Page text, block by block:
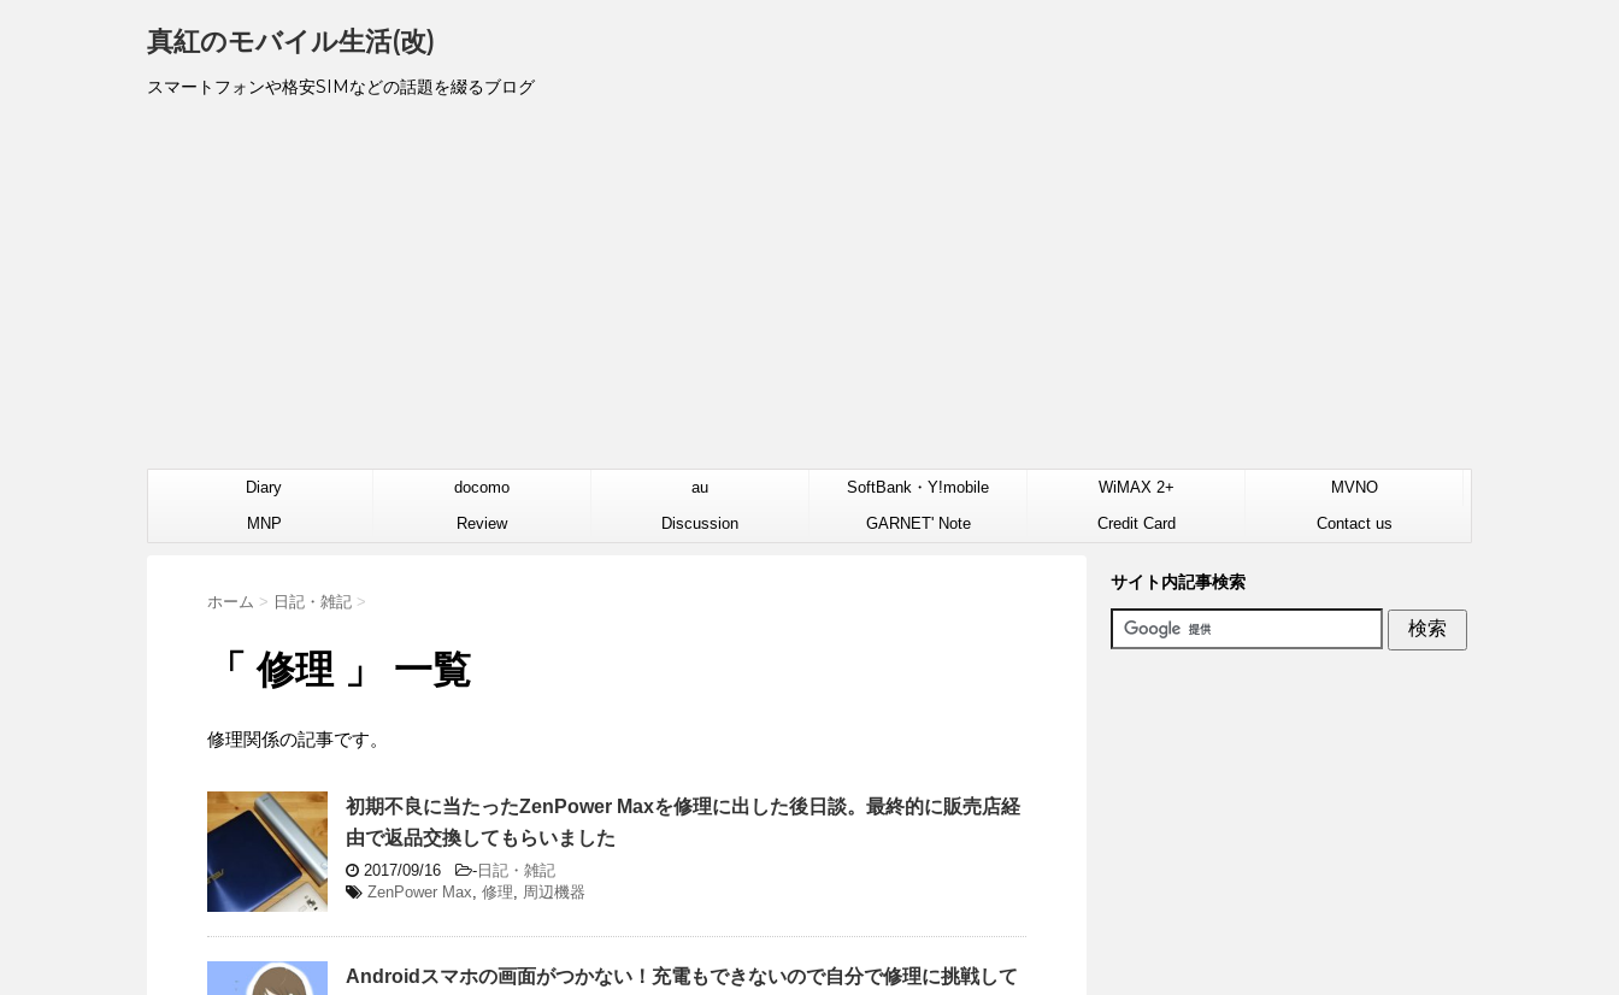
真紅のモバイル生活(改)
スマートフォンや格安SIMなどの話題を綴るブログ
Diary docomo au SoftBank・Y!mobile WiMAX 2+
MVNO
MNP
Review Discussion GARNET' Note Credit Card Contact us
ホーム > 日記・雑記 >
「 修理 」 一覧
修理関係の記事です。
初期不良に当たったZenPower Maxを修理に出した後日談。最終的に販売店経
由で返品交換してもらいました
2017/09/16 - 日記・雑記
ZenPower Max 修理 周辺機器
Androidスマホの画面がつかない！充電もできないので自分で修理に挑戦して
サイト内記事検索